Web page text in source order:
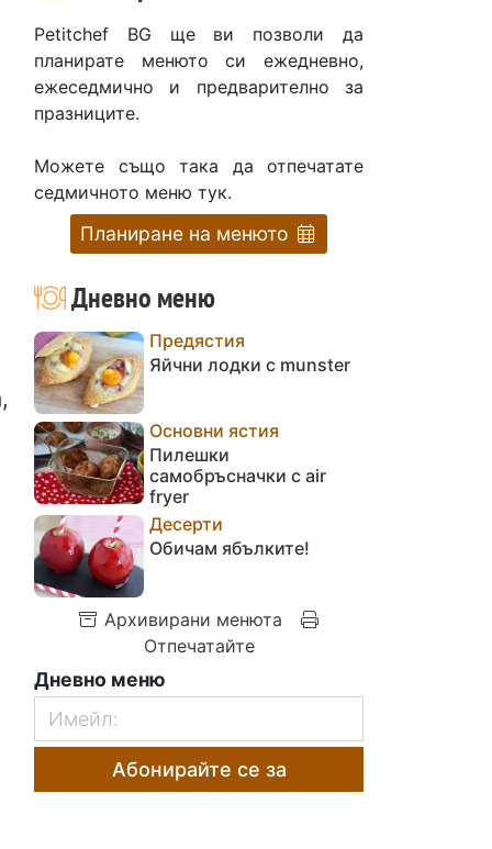
Petitchef BG ще ви позволи да
планирате менюто си ежедневно,
ежеседмично и предварително за
празниците.
Можете също така да отпечатате
седмичното меню тук.
Планиране на менюто
Дневно меню
Предястия
Яйчни лодки с munster
Основни ястия
Пилешки
самобръсначки с air
fryer
Десерти
Обичам ябълките!
Архивирани менюта
Отпечатайте
Дневно меню
Абонирайте се за